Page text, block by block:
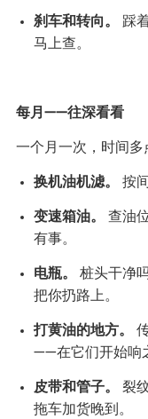
刹车和转向。
踩
马上查。
每月——往深看看
一个月一次，时间多
换机油机滤。 按
变速箱油。
查油
有事。
电瓶。
桩头干净
把你扔路上。
打黄油的地方。
——在它们开始响
皮带和管子。
裂
拖车加货晚到。